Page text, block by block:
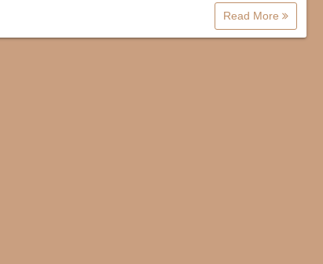
Read More